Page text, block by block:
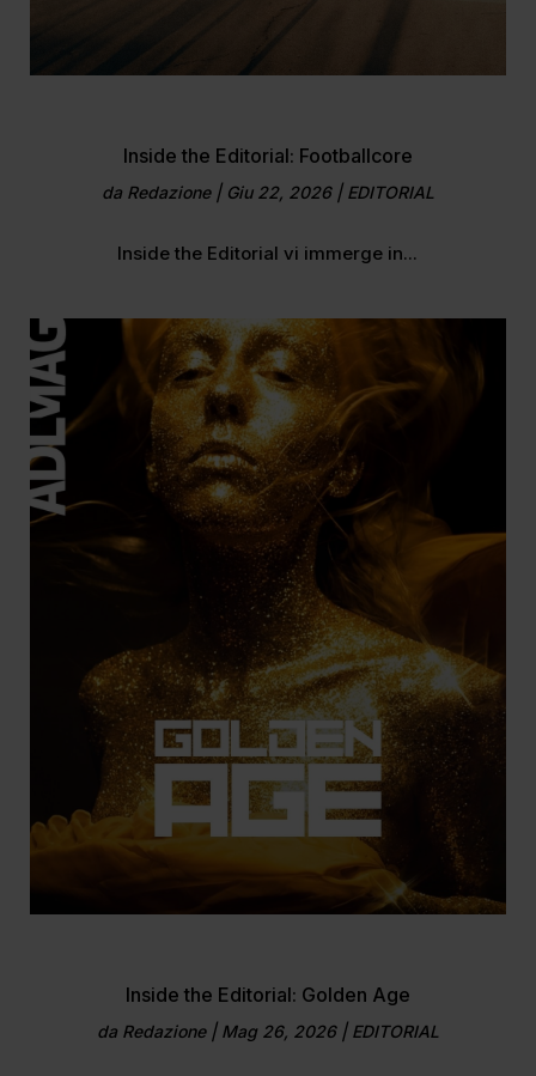
Inside the Editorial: Footballcore
da Redazione| Giu 22, 2026| EDITORIAL
Inside the Editorial vi immerge in...
Inside the Editorial: Golden Age
da Redazione| Mag 26, 2026| EDITORIAL